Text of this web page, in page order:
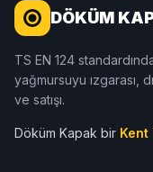
DÖKÜM
TS EN 124
yağmursuyu ızgarası,
ve satışı.
Döküm Kapak bir Kent